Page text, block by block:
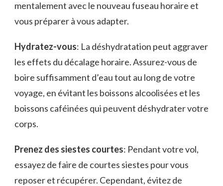
mentalement ​avec le nouveau fuseau horaire et
vous préparer à vous⁤ adapter.
Hydratez-vous: La déshydratation peut aggraver
les effets du décalage horaire.⁢ Assurez-vous de
boire suffisamment d’eau tout au long de votre⁢
voyage,⁢ en évitant les boissons alcoolisées⁣ et les⁢
boissons ‌caféinées qui peuvent⁤ déshydrater‌ votre
corps.
Prenez des ⁤siestes courtes: Pendant ⁣votre vol,
essayez de faire de courtes siestes pour⁣ vous
reposer ⁤et‌ récupérer.⁤ Cependant,⁢ évitez de​